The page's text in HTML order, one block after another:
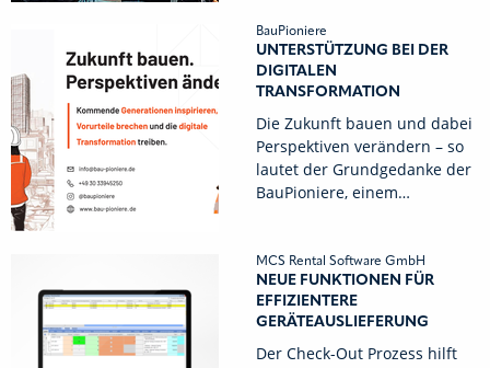
BauPioniere
UNTERSTÜTZUNG BEI DER
DIGITALEN
TRANSFORMATION
Die Zukunft bauen und dabei
Perspektiven verändern – so
lautet der Grundgedanke der
BauPioniere, einem…
MCS Rental Software GmbH
NEUE FUNKTIONEN FÜR
EFFIZIENTERE
GERÄTEAUSLIEFERUNG
Der Check-Out Prozess hilft